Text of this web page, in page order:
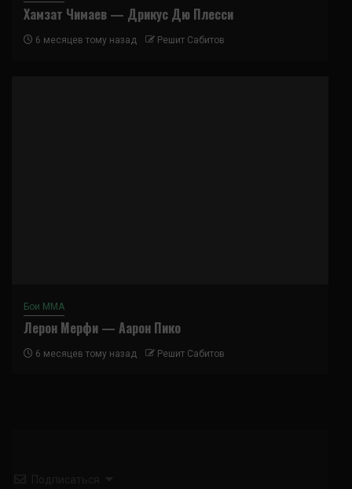
Хамзат Чимаев — Дрикус Дю Плесси
6 месяцев тому назад Решит Сабитов
Бои ММА
Лерон Мерфи — Аарон Пико
6 месяцев тому назад Решит Сабитов